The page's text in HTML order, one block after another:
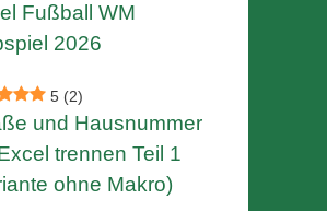
Fußball WM
2026
5 (2)
und Hausnummer
trennen Teil 1
ohne Makro)